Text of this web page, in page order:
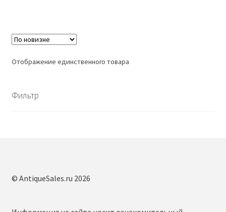
Отображение единственного товара
Фильтр
© AntiqueSales.ru 2026